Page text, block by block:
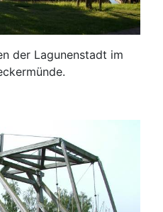
der Lagunenstadt im